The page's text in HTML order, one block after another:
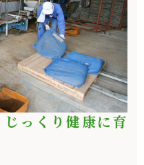
じっくり健康に育